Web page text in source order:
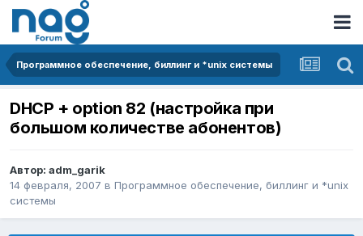
Программное обеспечение, биллинг и *unix системы
DHCP + option 82 (настройка при
большом количестве абонентов)
Автор: adm_garik
14 февраля, 2007 в Программное обеспечение, биллинг и *unix
системы